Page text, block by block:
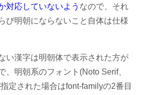
対応していないよう なので、それ
び明朝にならないこと自体は仕様
い漢字は明朝体で表示された方が
、明朝系のフォント(Noto Serif、
定された場合はfont-familyの2番目